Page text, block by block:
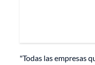
"Todas las empresas